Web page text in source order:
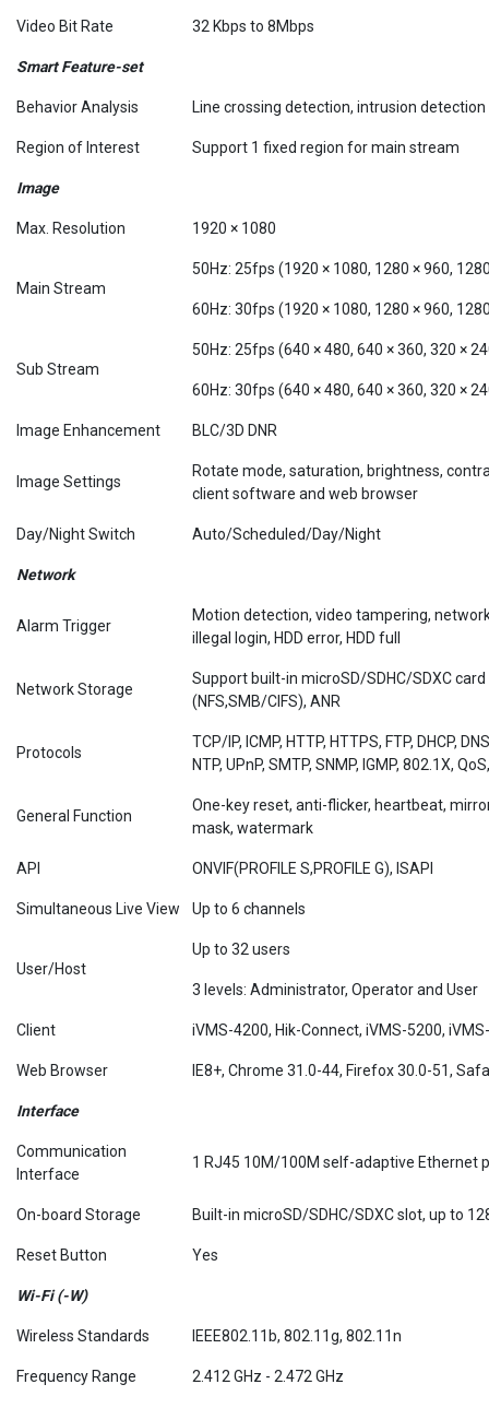
Video Bit Rate 32 Kbps to 8Mbps
Smart Feature-set
Behavior Analysis Line crossing detection, intrusion detection
Region of Interest Support 1 fixed region for main stream
Image
Max. Resolution 1920 × 1080
Main Stream
50Hz: 25fps (1920 × 1080, 1280 × 960,
60Hz: 30fps (1920 × 1080, 1280 × 960,
Sub Stream
50Hz: 25fps (640 × 480, 640 × 360, 320 ×
60Hz: 30fps (640 × 480, 640 × 360, 320 ×
Image Enhancement BLC/3D DNR
Image Settings
Rotate mode, saturation, brightness,
client software and web browser
Day/Night Switch Auto/Scheduled/Day/Night
Network
Alarm Trigger
Motion detection, video tampering,
illegal login, HDD error, HDD full
Network Storage
Support built-in microSD/SDHC/SDXC
(NFS,SMB/CIFS), ANR
Protocols
TCP/IP, ICMP, HTTP, HTTPS, FTP, DHCP,
NTP, UPnP, SMTP, SNMP, IGMP, 802.1X,
General Function
One-key reset, anti-flicker, heartbeat,
mask, watermark
API ONVIF(PROFILE S,PROFILE G), ISAPI
Simultaneous Live View Up to 6 channels
User/Host
Up to 32 users
3 levels: Administrator, Operator and User
Client iVMS-4200, Hik-Connect, iVMS-5200,
Web Browser IE8+, Chrome 31.0-44, Firefox 30.0-51,
Interface
Communication
Interface
1 RJ45 10M/100M self-adaptive Ethernet
On-board Storage Built-in microSD/SDHC/SDXC slot, up to
Reset Button Yes
Wi-Fi (-W)
Wireless Standards IEEE802.11b, 802.11g, 802.11n
Frequency Range 2.412 GHz - 2.472 GHz